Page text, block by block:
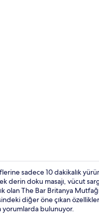
sadece 10 dakikalık
doku masajı, vücut
olan The Bar Britanya
diğer öne çıkan
yorumlarda bulunuyor.